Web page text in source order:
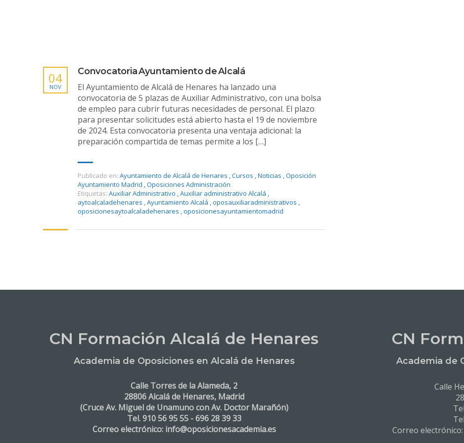
Convocatoria Ayuntamiento de Alcalá
04
NOV
El Ayuntamiento de Alcalá de Henares ha lanzado una
convocatoria de 5 plazas de Auxiliar Administrativo, con una bolsa
de empleo para cubrir futuras necesidades de personal. El plazo
para presentar solicitudes está abierto hasta el 19 de noviembre
de 2024. Esta convocatoria presenta una ventaja adicional: la
preparación compartida de temas permite a los […]
Publicado en: Ayuntamiento de Alcalá de Henares ,Cursos ,Noticias ,Oposición
Ayuntamiento Madrid ,Oposiciones Administración
Etiquetas: Auxiliar Administrativo ,Auxiliar administrativo Alcalá ,
aytoalcaladehenares ,Ayuntamiento Alcalá ,oposauxiliaradministrativos ,
oposicionesaytoalcaladehenares ,oposicionesayuntamientomadrid
CN Formación Alcalá de Henares
Academia de Oposiciones en Alcalá de Henares
Calle Torres de la Alameda, 2
28806 Alcalá de Henares, Madrid
(Cruce Av. Miguel de Unamuno con Av. Doctor Marañón)
Tel. 910 56 95 55 - 696 28 39 33
Correo electrónico: info@oposicionesacademia.es
CN
Academia de
Calle
Correo